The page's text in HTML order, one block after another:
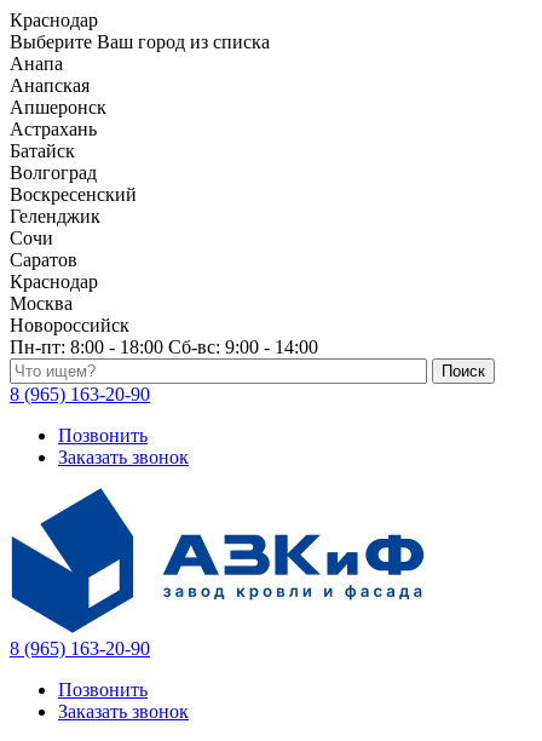
Краснодар
Выберите Ваш город из списка
Анапа
Анапская
Апшеронск
Астрахань
Батайск
Волгоград
Воскресенский
Геленджик
Сочи
Саратов
Краснодар
Москва
Новороссийск
Пн-пт: 8:00 - 18:00 Сб-вс: 9:00 - 14:00
Поиск по каталогу
8 (965) 163-20-90
Позвонить
Заказать звонок
8 (965) 163-20-90
Позвонить
Заказать звонок